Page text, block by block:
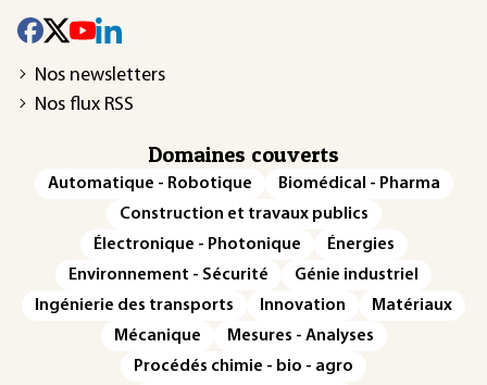
Nos newsletters
Nos flux RSS
Domaines couverts
Automatique - Robotique
Biomédical - Pharma
Construction et travaux publics
Électronique - Photonique
Énergies
Environnement - Sécurité
Génie industriel
Ingénierie des transports
Innovation
Matériaux
Mécanique
Mesures - Analyses
Procédés chimie - bio - agro